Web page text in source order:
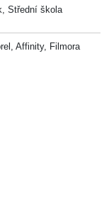
Střední škola
Affinity, Filmora